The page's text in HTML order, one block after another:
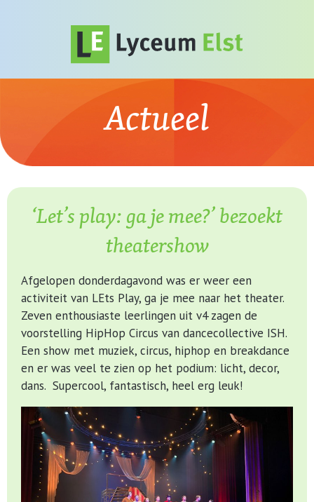
Actueel
‘Let’s play: ga je mee?’ bezoekt
theatershow
Afgelopen donderdagavond was er weer een
activiteit van LEts Play, ga je mee naar het theater.
Zeven enthousiaste leerlingen uit v4 zagen de
voorstelling HipHop Circus van dancecollective ISH.
Een show met muziek, circus, hiphop en breakdance
en er was veel te zien op het podium: licht, decor,
dans. Supercool, fantastisch, heel erg leuk!